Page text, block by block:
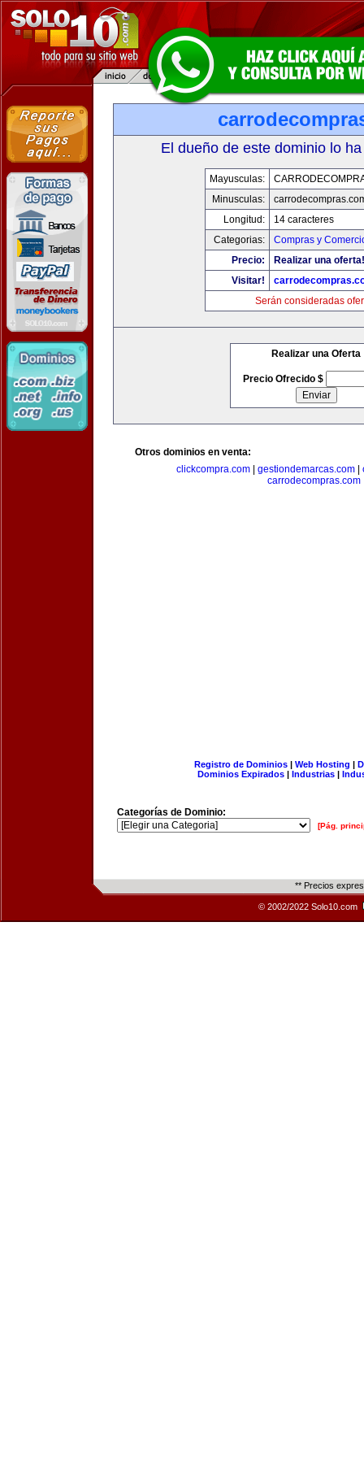
El dueño de este dominio lo
Mayusculas:
Minusculas:
Longitud:
14 caracteres
Categorias:
Compras y
Precio:
Realizar una oferta!
Visitar!
Serán consideradas
Realizar una Oferta
Precio Ofrecido $
Otros dominios en venta:
clickcompra.com
gestiondemarcas.com
carrodecompras.com
Registro de Dominios| Web Hosting |
Dominios Expirados | Industrias |
Categorías de Dominio:
[Pág.
** Precios
© 2002/2022 Solo10.com